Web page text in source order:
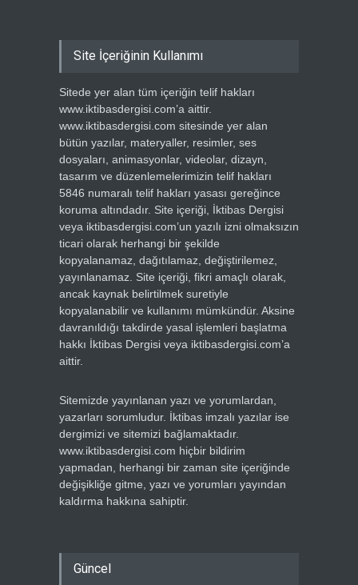
Site İçeriğinin Kullanımı
Sitede yer alan tüm içeriğin telif hakları
www.iktibasdergisi.com’a aittir.
www.iktibasdergisi.com sitesinde yer alan
bütün yazılar, materyaller, resimler, ses
dosyaları, animasyonlar, videolar, dizayn,
tasarım ve düzenlemelerimizin telif hakları
5846 numaralı telif hakları yasası gereğince
koruma altındadır. Site içeriği, İktibas Dergisi
veya iktibasdergisi.com’un yazılı izni olmaksızın
ticari olarak herhangi bir şekilde
kopyalanamaz, dağıtılamaz, değiştirilemez,
yayınlanamaz. Site içeriği, fikri amaçlı olarak,
ancak kaynak belirtilmek suretiyle
kopyalanabilir ve kullanımı mümkündür. Aksine
davranıldığı takdirde yasal işlemleri başlatma
hakkı İktibas Dergisi veya iktibasdergisi.com’a
aittir.
Sitemizde yayınlanan yazı ve yorumlardan,
yazarları sorumludur. İktibas imzalı yazılar ise
dergimizi ve sitemizi bağlamaktadır.
www.iktibasdergisi.com hiçbir bildirim
yapmadan, herhangi bir zaman site içeriğinde
değişikliğe gitme, yazı ve yorumları yayından
kaldırma hakkına sahiptir.
Güncel